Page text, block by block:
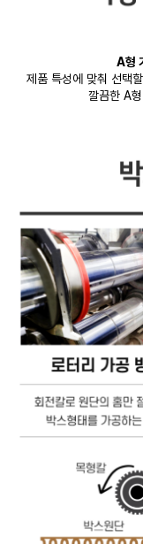
A형
제품 특성에 맞춰 선택
깔끔한 A